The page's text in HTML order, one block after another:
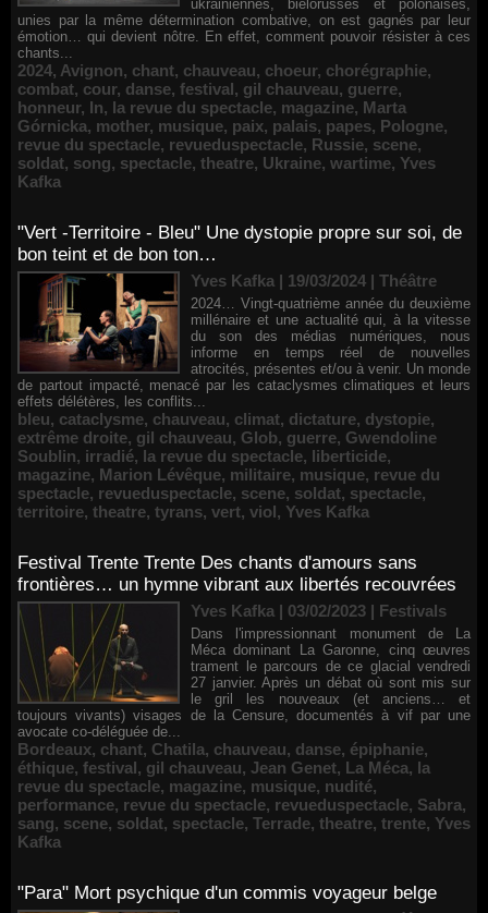
ukrainiennes, biélorusses et polonaises,
unies par la même détermination combative, on est gagnés par leur
émotion… qui devient nôtre. En effet, comment pouvoir résister à ces
chants...
2024, Avignon, chant, chauveau, choeur, chorégraphie,
combat, cour, danse, festival, gil chauveau, guerre,
honneur, In, la revue du spectacle, magazine, Marta
Górnicka, mother, musique, paix, palais, papes, Pologne,
revue du spectacle, revueduspectacle, Russie, scene,
soldat, song, spectacle, theatre, Ukraine, wartime, Yves
Kafka
"Vert -Territoire - Bleu" Une dystopie propre sur soi, de
bon teint et de bon ton…
Yves Kafka | 19/03/2024 | Théâtre
2024… Vingt-quatrième année du deuxième
millénaire et une actualité qui, à la vitesse
du son des médias numériques, nous
informe en temps réel de nouvelles
atrocités, présentes et/ou à venir. Un monde
de partout impacté, menacé par les cataclysmes climatiques et leurs
effets délétères, les conflits...
bleu, cataclysme, chauveau, climat, dictature, dystopie,
extrême droite, gil chauveau, Glob, guerre, Gwendoline
Soublin, irradié, la revue du spectacle, liberticide,
magazine, Marion Lévêque, militaire, musique, revue du
spectacle, revueduspectacle, scene, soldat, spectacle,
territoire, theatre, tyrans, vert, viol, Yves Kafka
Festival Trente Trente Des chants d'amours sans
frontières… un hymne vibrant aux libertés recouvrées
Yves Kafka | 03/02/2023 | Festivals
Dans l'impressionnant monument de La
Méca dominant La Garonne, cinq œuvres
trament le parcours de ce glacial vendredi
27 janvier. Après un débat où sont mis sur
le gril les nouveaux (et anciens… et
toujours vivants) visages de la Censure, documentés à vif par une
avocate co-déléguée de...
Bordeaux, chant, Chatila, chauveau, danse, épiphanie,
éthique, festival, gil chauveau, Jean Genet, La Méca, la
revue du spectacle, magazine, musique, nudité,
performance, revue du spectacle, revueduspectacle, Sabra,
sang, scene, soldat, spectacle, Terrade, theatre, trente, Yves
Kafka
"Para" Mort psychique d'un commis voyageur belge